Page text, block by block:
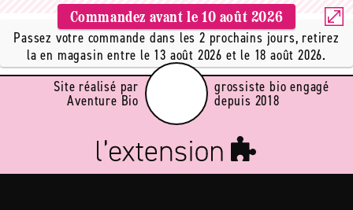
Commandez avant le10 août 2026
Passez votre commande dans les 2 prochains jours, retirez
la en magasin entre le 13 août 2026 et le 18 août 2026.
Site réalisé par
Aventure Bio
grossiste bio engagé
depuis 2018